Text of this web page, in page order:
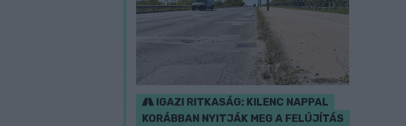
IGAZI RITKASÁG: KILENC NAPPAL
KORÁBBAN NYITJÁK MEG A FELÚJÍTÁS